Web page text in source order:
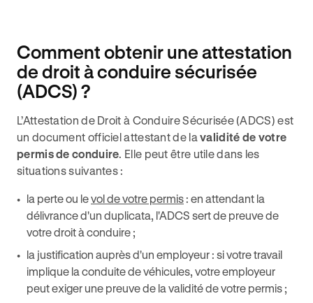
Comment obtenir une attestation
de droit à conduire sécurisée
(ADCS) ?
L’Attestation de Droit à Conduire Sécurisée (ADCS) est
un document officiel attestant de lavalidité de votre
permis de conduire. Elle peut être utile dans les
situations suivantes :
la perte ou levol de votre permis : en attendant la
délivrance d'un duplicata, l'ADCS sert de preuve de
votre droit à conduire ;
la justification auprès d'un employeur : si votre travail
implique la conduite de véhicules, votre employeur
peut exiger une preuve de la validité de votre permis ;